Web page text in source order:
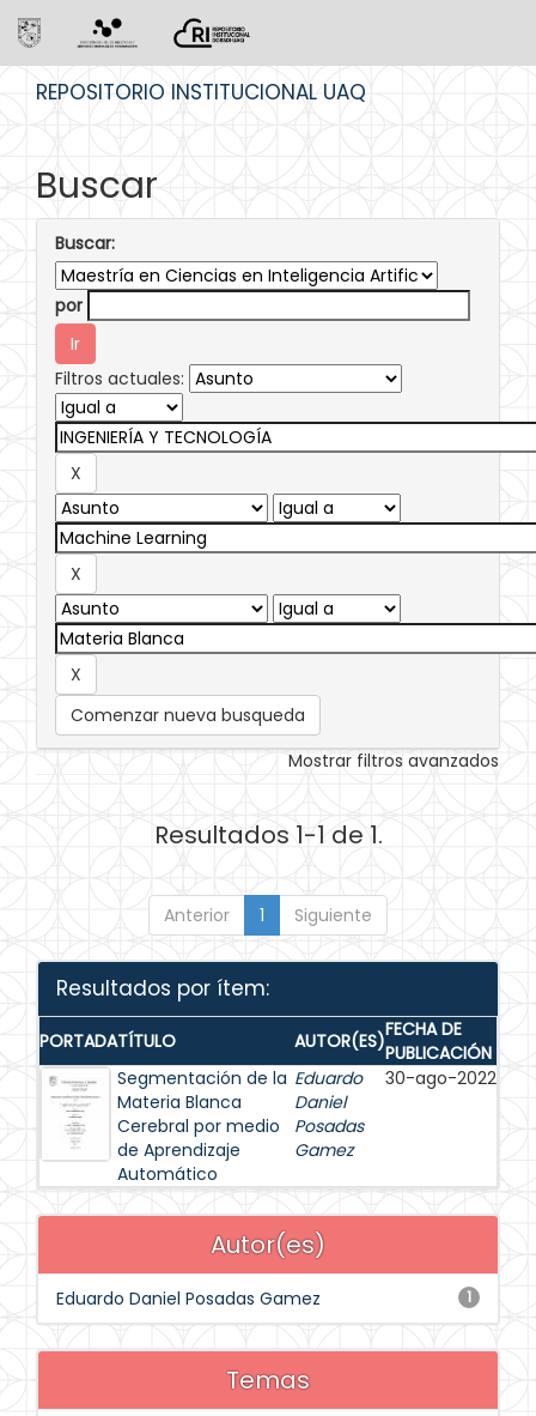
REPOSITORIO INSTITUCIONAL UAQ
Buscar
Buscar:
por
Filtros actuales:
Comenzar nueva busqueda
Mostrar filtros avanzados
Resultados 1-1 de 1.
Anterior 1 Siguiente
Resultados por ítem:
PORTADATÍTULO AUTOR(ES)FECHA DE
PUBLICACIÓN
Segmentación de la
Materia Blanca
Cerebral por medio
de Aprendizaje
Automático
Eduardo
Daniel
Posadas
Gamez
30-ago-2022
Autor(es)
1
Eduardo Daniel Posadas Gamez
Temas